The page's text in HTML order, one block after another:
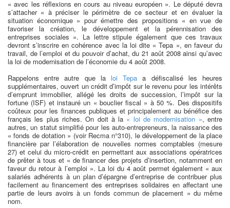
« avec les réflexions en cours au niveau européen ». Le député devra
s’attacher « à préciser le périmètre de ce secteur et en évaluer la
situation économique » pour émettre des propositions « en vue de
favoriser la création, le développement et la pérennisation des
entreprises sociales ». La lettre stipule également que ces travaux
devront s’inscrire en cohérence avec la loi dite « Tepa », en faveur du
travail, de l’emploi et du pouvoir d’achat, du 21 août 2008 ainsi qu’avec
la loi de modernisation de l’économie du 4 août 2008.
Rappelons entre autre que la loi Tepaa défiscalisé les heures
supplémentaires, ouvert un crédit d’impôt sur le revenu pour les intérêts
d’emprunt immobilier, allégé les droits de succession, l’impôt sur la
fortune (ISF) et instauré un « bouclier fiscal » à 50 %. Des dispositifs
coûteux pour les finances publiques et principalement au bénéfice des
français les plus riches. On doit à la « loi de modernisation », entre
autres, un statut simplifié pour les auto-entrepreneurs, la naissance des
« fonds de dotation » (voir Recma n°310), le développement de la place
financière par l’élaboration de nouvelles normes comptables (mesure
27) et celui du micro-crédit en permettant aux associations opératrices
de prêter à tous et « de financer des projets d’insertion, notamment en
faveur du retour à l’emploi ». La loi du 4 août permet également « aux
salariés adhérents à un plan d’épargne d’entreprise de contribuer plus
facilement au financement des entreprises solidaires en affectant une
partie de leurs avoirs à un fonds commun de placement » du même
nom.